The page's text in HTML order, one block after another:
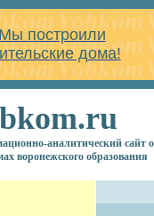
построили
дома!
аналитический сайт о
воронежского образования